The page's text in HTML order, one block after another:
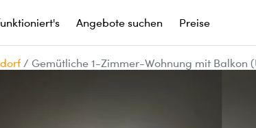
Angebote suchen Preise
/ Gemütliche 1-Zimmer-Wohnung mit Balkon